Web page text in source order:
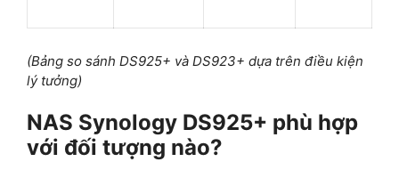
(Bảng so sánh DS925+ và DS923+ dựa trên điều kiện
lý tưởng)
NAS Synology DS925+ phù hợp
với đối tượng nào?